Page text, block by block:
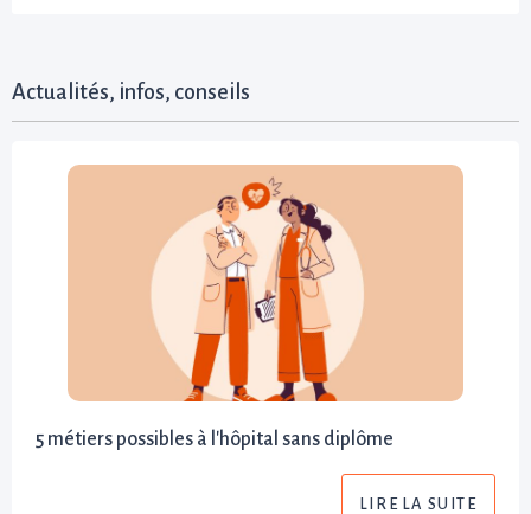
Actualités, infos, conseils
5 métiers possibles à l'hôpital sans diplôme
LIRE LA SUITE